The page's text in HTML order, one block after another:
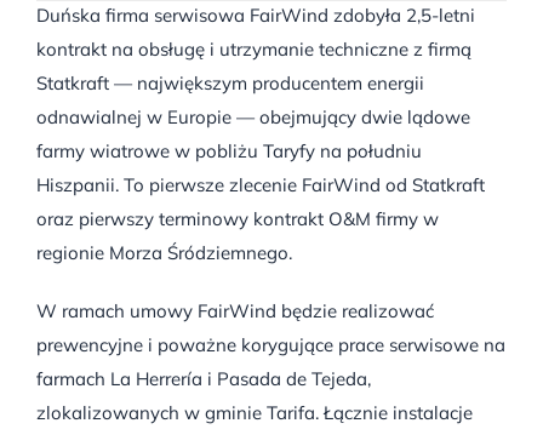
Duńska firma serwisowa FairWind zdobyła 2,5-letni
kontrakt na obsługę i utrzymanie techniczne z firmą
Statkraft — największym producentem energii
odnawialnej w Europie — obejmujący dwie lądowe
farmy wiatrowe w pobliżu Taryfy na południu
Hiszpanii. To pierwsze zlecenie FairWind od Statkraft
oraz pierwszy terminowy kontrakt O&M firmy w
regionie Morza Śródziemnego.
W ramach umowy FairWind będzie realizować
prewencyjne i poważne korygujące prace serwisowe na
farmach La Herrería i Pasada de Tejeda,
zlokalizowanych w gminie Tarifa. Łącznie instalacje